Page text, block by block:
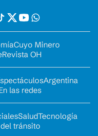
Cuyo Minero
Revista OH
Argentina
las redes
SaludTecnología
tránsito